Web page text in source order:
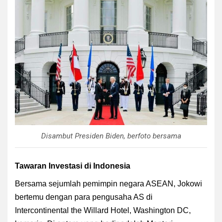
Disambut Presiden Biden, berfoto bersama
Tawaran Investasi di Indonesia
Bersama sejumlah pemimpin negara ASEAN, Jokowi
bertemu dengan para pengusaha AS di
Intercontinental the Willard Hotel, Washington DC,